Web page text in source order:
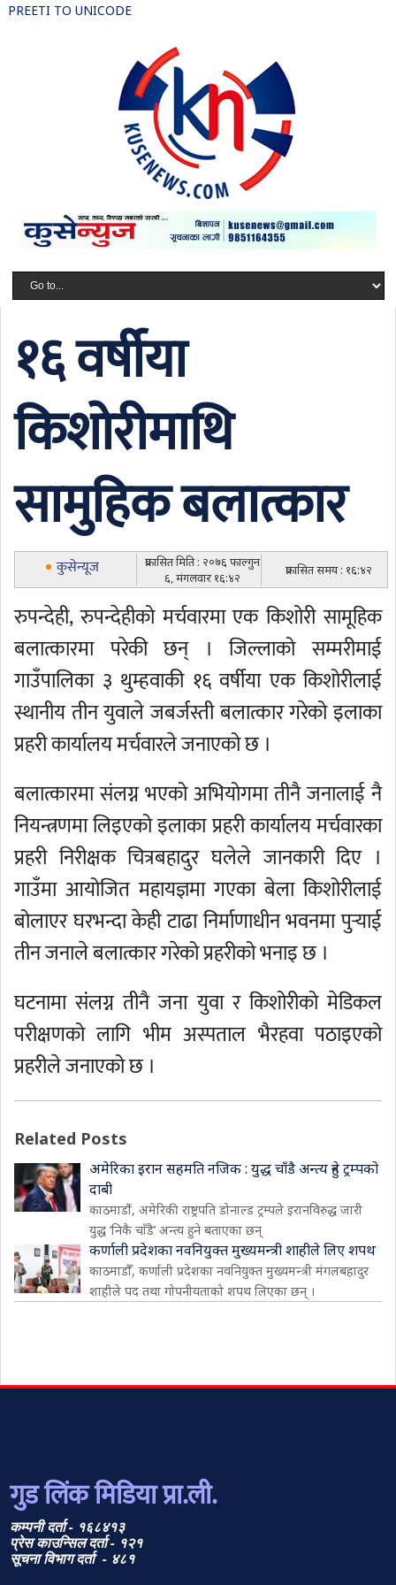
PREETI TO UNICODE
१६ वर्षीया
किशोरीमाथि
सामुहिक बलात्कार
कुसेन्यूज
प्रकासित मिति : २०७६ फाल्गुन
६, मंगलवार १६:४२
प्रकासित समय : १६:४२
रुपन्देही, रुपन्देहीको मर्चवारमा एक किशोरी सामूहिक
बलात्कारमा परेकी छन् । जिल्लाको सम्मरीमाई
गाउँपालिका ३ थुम्हवाकी १६ वर्षीया एक किशोरीलाई
स्थानीय तीन युवाले जबर्जस्ती बलात्कार गरेको इलाका
प्रहरी कार्यालय मर्चवारले जनाएको छ ।
बलात्कारमा संलग्न भएको अभियोगमा तीनै जनालाई नै
नियन्त्रणमा लिइएको इलाका प्रहरी कार्यालय मर्चवारका
प्रहरी निरीक्षक चित्रबहादुर घलेले जानकारी दिए ।
गाउँमा आयोजित महायज्ञमा गएका बेला किशोरीलाई
बोलाएर घरभन्दा केही टाढा निर्माणाधीन भवनमा पुऱ्याई
तीन जनाले बलात्कार गरेको प्रहरीको भनाइ छ ।
घटनामा संलग्न तीनै जना युवा र किशोरीको मेडिकल
परीक्षणको लागि भीम अस्पताल भैरहवा पठाइएको
प्रहरीले जनाएको छ ।
Related Posts
अमेरिका इरान सहमति नजिक : युद्ध चाँडै अन्त्य हुने ट्रम्पको
दाबी
काठमाडौं, अमेरिकी राष्ट्रपति डोनाल्ड ट्रम्पले इरानविरुद्ध जारी
युद्ध ‘निकै चाँडै’ अन्त्य हुने बताएका छन्
कर्णाली प्रदेशका नवनियुक्त मुख्यमन्त्री शाहीले लिए शपथ
काठमाडौँ, कर्णाली प्रदेशका नवनियुक्त मुख्यमन्त्री मंगलबहादुर
शाहीले पद तथा गोपनीयताको शपथ लिएका छन् ।
गुड लिंक मिडिया प्रा.ली.
कम्पनी दर्ता - १६८४१३
प्रेस काउन्सिल दर्ता - १२१
सूचना विभाग दर्ता - ४८१